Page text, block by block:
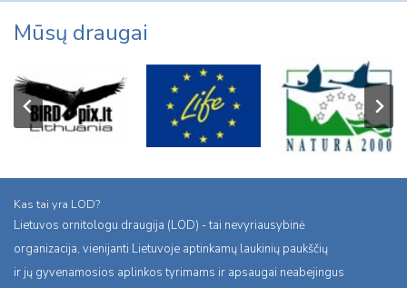
Mūsų draugai
Kas tai yra LOD?
Lietuvos ornitologu draugija (LOD) - tai nevyriausybinė
organizacija, vienijanti Lietuvoje aptinkamų laukinių paukščių
ir jų gyvenamosios aplinkos tyrimams ir apsaugai neabejingus